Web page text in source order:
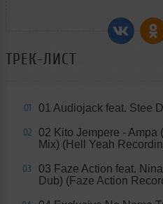
ТРЕК-ЛИСТ
01 01 Audiojack feat. Stee
02
02 Kito Jempere -
Mix) (Hell Yeah
03
03 Faze Action feat.
Dub) (Faze Action